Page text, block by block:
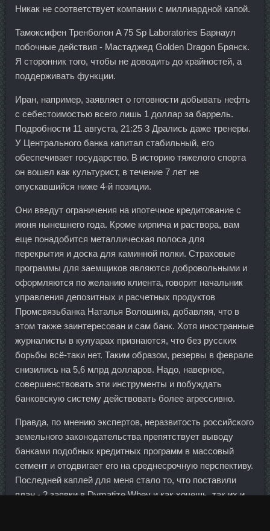
Никак не соответствует компании с миллиардной капой.
Тамоксифен Тренболон A 75 Sp Laboratories Барнаул
побочные действия - Мастаджед Golden Dragon Брянск.
Я сторонник того, чтобы не доводить до крайностей, а
поддерживать функции.
Иран, например, заявляет о готовности добывать нефть
с себестоимостью всего лишь 1 доллар за баррель.
Подробности 11 августа, 21:25 3 Дрались даже тренеры.
У Центрального банка капитал стабильный, его
обеспечивает государство. В историю тяжелого спорта
он вошел как культурист, в течение 7 лет не
опускавшийся ниже 4-й позиции.
Они введут ограничения на ипотечное кредитование с
июня нынешнего года. Кроме кирпича и раствора, вам
еще понадобится металлическая полоса для
перекрытия и доска для каминной полки. Страховые
программы для заемщиков являются добровольными и
оформляются по желанию клиента, говорит начальник
управления депозитных и расчетных продуктов
Промсвязьбанка Наталья Волошина, добавляя, что в
этом также заинтересован и сам банк. Хотя иностранные
журналисты в кулуарах признаются, что без русских
борьбы всё-таки нет. Таким образом, резервы в феврале
снизились на 5,6 млрд долларов. Надо, наверное,
совершенствовать эти инструменты и побуждать
банковскую систему действовать более агрессивно.
Правда, по мнению экспертов, неразвитость российского
земельного законодательства препятствует выводу
банками подобных кредитных программ в массовый
сегмент и отодвигает его на среднесрочную перспективу.
Последней каплей для меня стало то, что поставили
план - 2 заявки в Dymatize Whey и как хочешь, так их и